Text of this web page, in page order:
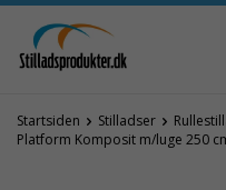
Startsiden Stilladser
Platform Komposit m/luge 250